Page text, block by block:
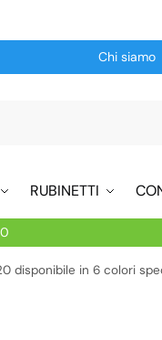
Chi siamo
RUBINETTI
disponibile in 6 colori